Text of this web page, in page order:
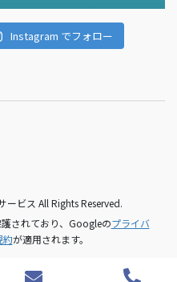
Instagram でフォロー
ビス All Rights Reserved.
護されており、Googleのプライバ
約が適用されます。